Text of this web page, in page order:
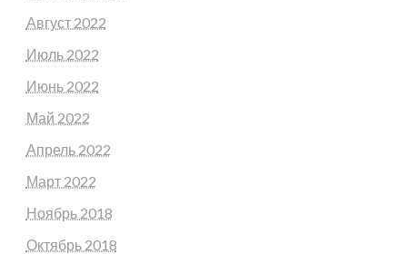
Август 2022
Июль 2022
Июнь 2022
Май 2022
Апрель 2022
Март 2022
Ноябрь 2018
Октябрь 2018